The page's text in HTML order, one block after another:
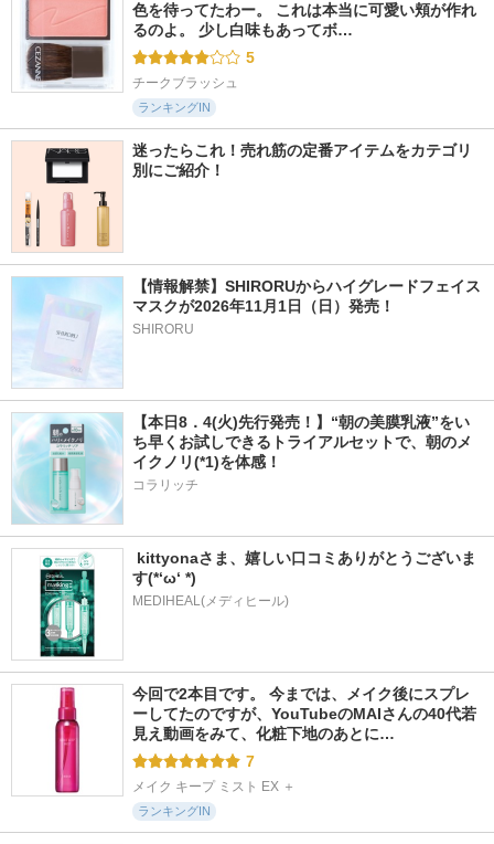
色を待ってたわー。 これは本当に可愛い頬が作れ
るのよ。 少し白味もあってボ…
5
チークブラッシュ
ランキングIN
迷ったらこれ！売れ筋の定番アイテムをカテゴリ
別にご紹介！
【情報解禁】SHIRORUからハイグレードフェイス
マスクが2026年11月1日（日）発売！
SHIRORU
【本日8．4(火)先行発売！】“朝の美膜乳液”をい
ち早くお試しできるトライアルセットで、朝のメ
イクノリ(*1)を体感！
コラリッチ
kittyonaさま、嬉しい口コミありがとうございま
す(*‘ω‘ *)
MEDIHEAL(メディヒール)
今回で2本目です。 今までは、メイク後にスプレ
ーしてたのですが、YouTubeのMAIさんの40代若
見え動画をみて、化粧下地のあとに…
7
メイク キープ ミスト EX ＋
ランキングIN